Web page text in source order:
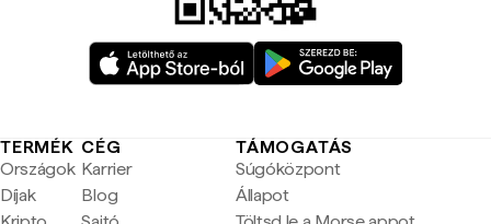
TERMÉK
Országok
Díjak
CÉG
Karrier
Blog
TÁMOGATÁS
Súgóközpont
Állapot